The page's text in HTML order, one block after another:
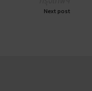
Next post